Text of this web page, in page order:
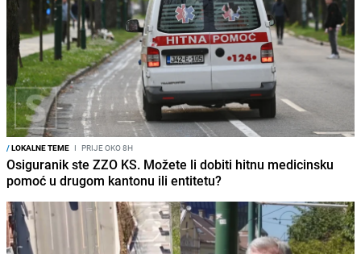
/LOKALNE TEME I PRIJE OKO 8H
Osiguranik ste ZZO KS. Možete li dobiti hitnu medicinsku
pomoć u drugom kantonu ili entitetu?